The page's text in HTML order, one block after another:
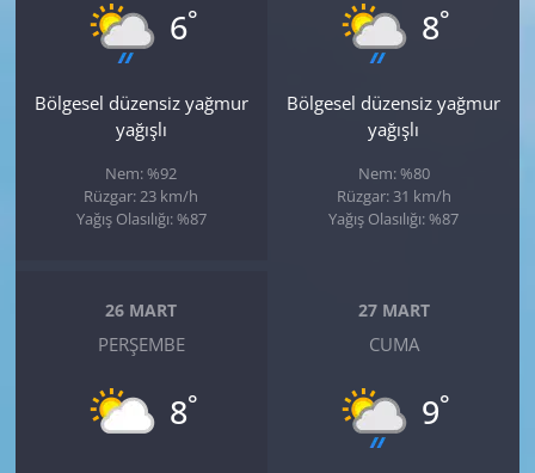
6°
Bölgesel düzensiz yağmur
yağışlı
Nem: %92
Rüzgar: 23 km/h
Yağış Olasılığı: %87
8°
Bölgesel düzensiz yağmur
yağışlı
Nem: %80
Rüzgar: 31 km/h
Yağış Olasılığı: %87
26 MART
PERŞEMBE
8°
27 MART
CUMA
9°